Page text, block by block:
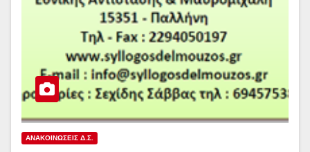
ΑΝΑΚΟΙΝΏΣΕΙΣ Δ.Σ.